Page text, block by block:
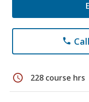
phone
schedule 228 course hrs